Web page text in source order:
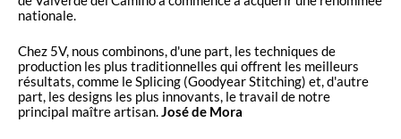
nationale.
Chez 5V, nous combinons, d'une part, les techniques de
production les plus traditionnelles qui offrent les meilleurs
résultats, comme le Splicing (Goodyear Stitching) et, d'autre
part, les designs les plus innovants, le travail de notre
principal maître artisan.José de Mora